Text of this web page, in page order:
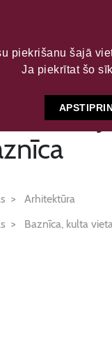
Arhitektūra
Baznīca, kulta
piekrišanu šajā
Ja piekrītat šo